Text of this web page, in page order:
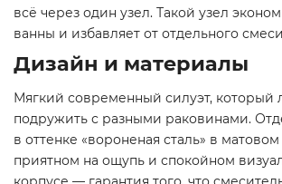
всё через один узел. Такой узел
ванны и избавляет от отдельного
Дизайн и материалы
Мягкий современный силуэт, который
подружить с разными раковинами.
в оттенке «вороненая сталь» в
приятном на ощупь и спокойном